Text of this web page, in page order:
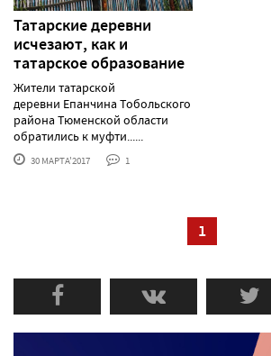
Татарские деревни
исчезают, как и
татарское образование
Жители татарской
деревни Епанчина Тобольского
района Тюменской области
обратились к муфти......
30 МАРТА'2017 1
1